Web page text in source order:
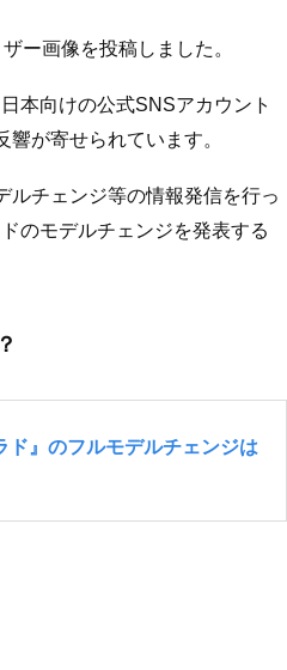
ー画像を投稿しました。
本向けの公式SNSアカウント
が寄せられています。
ルチェンジ等の情報発信を行っ
のモデルチェンジを発表する